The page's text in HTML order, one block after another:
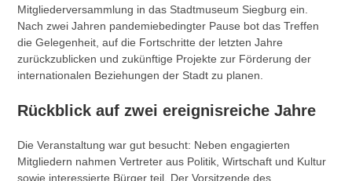
Mitgliederversammlung in das Stadtmuseum Siegburg ein.
Nach zwei Jahren pandemiebedingter Pause bot das Treffen
die Gelegenheit, auf die Fortschritte der letzten Jahre
zurückzublicken und zukünftige Projekte zur Förderung der
internationalen Beziehungen der Stadt zu planen.
Rückblick auf zwei ereignisreiche Jahre
Die Veranstaltung war gut besucht: Neben engagierten
Mitgliedern nahmen Vertreter aus Politik, Wirtschaft und Kultur
sowie interessierte Bürger teil. Der Vorsitzende des